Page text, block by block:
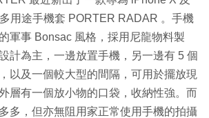
用途手機套 PORTER RADAR 。手機
軍事 Bonsac 風格，採用尼龍物料製
計為主，一邊放置手機，另一邊有 5 個
以及一個較大型的間隔，可用於擺放現
層有一個放小物的口袋，收納性強。而
多，但亦無阻用家正常使用手機的拍攝